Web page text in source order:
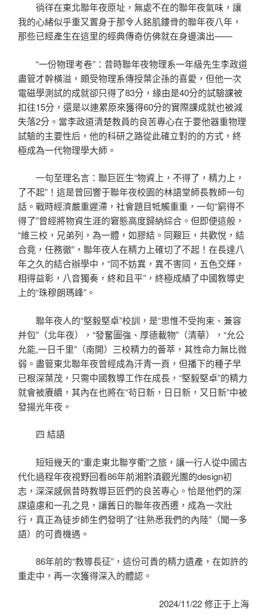
徜徉在東北聯年夜原址，無處不在的聯年夜氣味，讓
我的心緒似乎重又置身于那令人銘肌鏤骨的聯年夜八年，
那些已經產生在這里的經典傳奇仿佛就在身邊演出——
“一份物理考卷”：昔時聯年夜物理系一年級先生李政道
盡管才幹橫溢，頗受物理系傳授葉企孫的喜愛，但他一次
電磁學測試的成就卻只得了83分，緣由是40分的試驗課被
扣往15分，還是以連累原來獲得60分的實際課成就也被減
失落2分。當李政道清楚教員的良苦專心在于要他器重物理
試驗的主要性后，他的科研之路從此確立對的的方式，終
極成為一代物理學大師。
一句至理名言：聯巨匠生“物資上，不得了，精力上，
了不起”！這是曾回響于聯年夜校園的林語堂師長教師一句
話。戰時經濟嚴重遲滯，社會題目牴觸重重，一句“窮得不
得了”曾經將物資生涯的窘態高度歸納綜合。但即便這般，
“維三校，兄弟列，為一體，如膠結。同艱巨，共歡悅，結
合竟，任務徹”，聯年夜人在精力上確切了不起！在長達八
年之久的結合辦學中，“同不妨異，異不害同，五色交輝，
相得益彰，八音獨奏，終和且平”，終極成績了中國教導史
上的“珠穆朗瑪峰”。
聯年夜人的“堅毅堅卓”校訓，是“思惟不受拘束、兼容
并包”（北年夜），“發奮圖強、厚德載物”（清華），“允公
允能,一日千里”（南開）三校精力的薈萃，其性命力無比微
弱。盡管東北聯年夜曾經成為汗青一頁，但播下的種子早
已根深葉茂，只需中國教導工作在成長，“堅毅堅卓”的精力
就會被賡續，其內在也將在“茍日新，日日新，又日新”中被
發揚光年夜。
四 結語
短短幾天的“重走東北聯亨衢”之旅，讓一行人從中國古
代化過程年夜視野回看86年前湘黔滇觀光團的design初
志，深深感佩昔時教導巨匠們的良苦專心。恰是他們的深
謀遠慮和一孔之見，讓舊日的聯年夜西遷，成為一次壯
行，真正為徒步師生們發明了“往熟悉我們的內陸”（聞一多
語）的可貴機遇。
86年前的“教導長征”，這份可貴的精力遺產，在如許的
重走中，再一次獲得深入的體認。
2024/11/22 修正于上海